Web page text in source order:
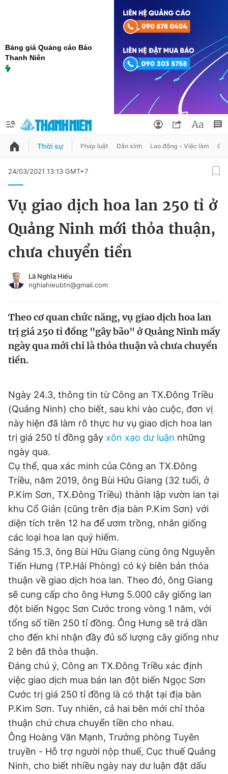
Bảng giá Quảng cáo Báo
Thanh Niên
QUẢNG CÁO
Chuyên mục
Chào ngày mới
Video Magazine
Sản phẩm khác
Thông tin tòa soạn Liên hệ quảng cáo
Đọc Thanh Niên trên điện thoại
Theo dõi báo trên
Hotline
0906 645 777
Liên hệ quảng cáo
0908 780 404
Đặt báo Quảng cáo RSS Tòa soạn Chính sách bảo
Tổng biên tập: Nguyễn Ngọc Toàn
Phó tổng biên tập thường trực: Hải Thành
Phó tổng biên tập: Lâm Hiếu Dũng
Phó tổng biên tập: Trần Việt Hưng
Tổng thư ký tòa soạn: Đức Trung
Giấy phép xuất bản số 110/GP - BTTTT cấp ngày 24.3.2020
© 2003-2026 Bản quyền thuộc về Báo Thanh Niên. Cấm sao
chép dưới mọi hình thức nếu không có sự chấp thuận bằng văn
bản. Phát triển bởi ePi Technologies, JSC.
Đổi mật khẩu
Tin đã lưu
Tin đã xem
Đăng xuất
Thời sự Pháp luật Dân sinh Lao động - Việc làm
24/03/2021 13:13 GMT+7
Vụ giao dịch hoa lan 250 tỉ ở
Quảng Ninh mới thỏa thuận,
chưa chuyển tiền
Lã Nghĩa Hiếu
nghiahieubtn@gmail.com
Theo cơ quan chức năng, vụ giao dịch hoa lan
trị giá 250 tỉ đồng "gây bão" ở Quảng Ninh mấy
ngày qua mới chỉ là thỏa thuận và chưa chuyển
tiền.
Ngày 24.3, thông tin từ Công an TX.Đông Triều
(Quảng Ninh) cho biết, sau khi vào cuộc, đơn vị
này hiện đã làm rõ thực hư vụ giao dịch hoa lan
trị giá 250 tỉ đồng gây xôn xao dư luận những
ngày qua.
Cụ thể, qua xác minh của Công an TX.Đông
Triều, năm 2019, ông Bùi Hữu Giang (32 tuổi, ở
P.Kim Sơn, TX.Đông Triều) thành lập vườn lan tại
khu Cổ Giản (cũng trên địa bàn P.Kim Sơn) với
diện tích trên 12 ha để ươm trồng, nhân giống
các loại hoa lan quý hiếm.
Sáng 15.3, ông Bùi Hữu Giang cùng ông Nguyễn
Tiến Hưng (TP.Hải Phòng) có ký biên bản thỏa
thuận về giao dịch hoa lan. Theo đó, ông Giang
sẽ cung cấp cho ông Hưng 5.000 cây giống lan
đột biến Ngọc Sơn Cước trong vòng 1 năm, với
tổng số tiền 250 tỉ đồng. Ông Hưng sẽ trả dần
cho đến khi nhận đầy đủ số lượng cây giống như
2 bên đã thỏa thuận.
Đáng chú ý, Công an TX.Đông Triều xác định
việc giao dịch mua bán lan đột biến Ngọc Sơn
Cước trị giá 250 tỉ đồng là có thật tại địa bàn
P.Kim Sơn. Tuy nhiên, cả hai bên mới chỉ thỏa
thuận chứ chưa chuyển tiền cho nhau.
Ông Hoàng Văn Mạnh, Trưởng phòng Tuyên
truyền - Hỗ trợ người nộp thuế, Cục thuế Quảng
Ninh, cho biết nhiều ngày nay dư luận đặt dấu